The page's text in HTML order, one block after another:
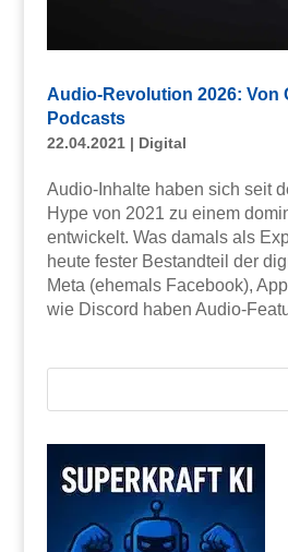
Audio-Revolution 2026: Von
Podcasts
22.04.2021| Digital
Audio-Inhalte haben sich seit
Hype von 2021 zu einem
entwickelt. Was damals als
heute fester Bestandteil der
Meta (ehemals Facebook),
wie Discord haben Audio-